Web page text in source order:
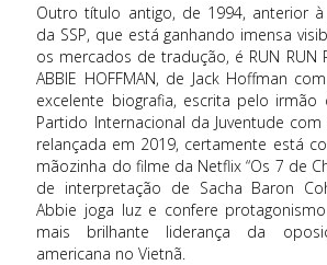
Outro título antigo, de 1994, anterior
da SSP, que está ganhando imensa
os mercados de tradução, é RUN RUN
ABBIE HOFFMAN, de Jack Hoffman
excelente biografia, escrita pelo
Partido Internacional da Juventude
relançada em 2019, certamente está
mãozinha do filme da Netflix “Os 7 de
de interpretação de Sacha Baron
Abbie joga luz e confere
mais brilhante liderança da
americana no Vietnã.